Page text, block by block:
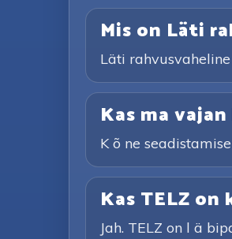
Mis on Läti
Läti
Kas ma
K õ ne
Kas TELZ
Jah. TELZ on l ä